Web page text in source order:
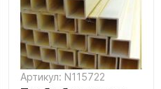
Артикул: N115722